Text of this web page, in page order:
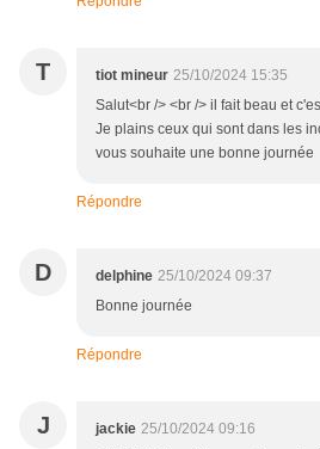
T tiot mineur 25/10/2024 15:35
Salut<br /> <br /> il fait beau et
Je plains ceux qui sont dans les
vous souhaite une bonne journée
Répondre
D delphine 25/10/2024 09:37
Bonne journée
Répondre
J jackie 25/10/2024 09:16